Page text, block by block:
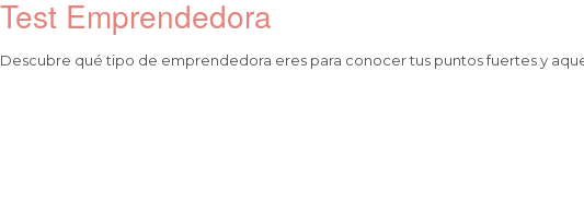
Test Emprendedora
Descubre qué tipo de emprendedora eres para conocer tus puntos fuertes y